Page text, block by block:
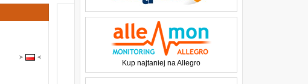
Kup najtaniej na Allegro